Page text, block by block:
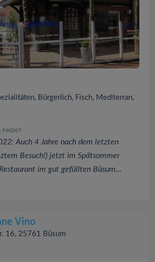
Bürgerlich, Fisch, Mediterran,
) FINDET:
Auch 4 Jahre nach dem letzten
Besuch!) jetzt im Spätsommer
im gut gefüllten Büsum...
Vino
16, 25761 Büsum